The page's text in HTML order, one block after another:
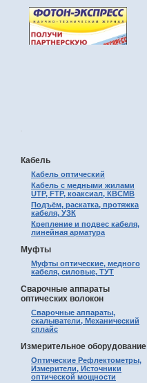
.
Кабель
Кабель оптический
Кабель с медными жилами
UTP, FTP, коаксиал, КВСМВ
Подъём, раскатка, протяжка
кабеля, УЗК
Крепление и подвес кабеля,
линейная арматура
Муфты
Муфты оптические, медного
кабеля, силовые, ТУТ
Сварочные аппараты
оптических волокон
Сварочные аппараты,
скалыватели, Механический
сплайс
Измерительное оборудование
Оптические Рефлектометры,
Измерители, Источники
оптической мощности